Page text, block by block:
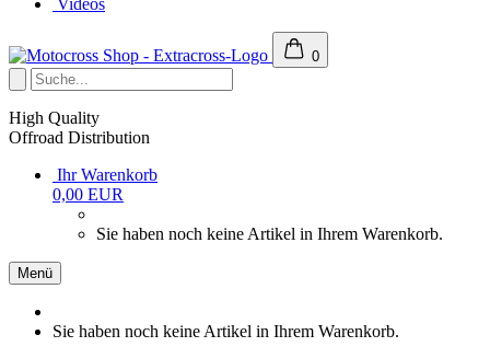
Videos
0
High Quality
Offroad Distribution
Ihr Warenkorb
0,00 EUR
Sie haben noch keine Artikel in Ihrem Warenkorb.
Menü
Sie haben noch keine Artikel in Ihrem Warenkorb.